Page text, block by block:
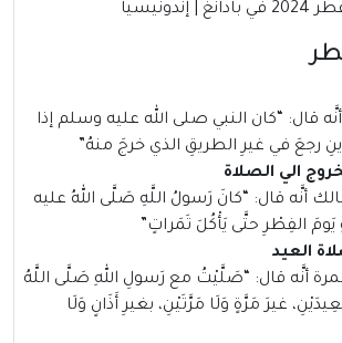
قال: “كان النبي صلى الله عليه وسلم إذا
رجعَ في غيرِ الطريقِ الذي خرجَ منهُ”
الي الصلاة
أنَّه قال: “كانَ رَسولُ اللَّهِ صَلَّى اللهُ عليه
الفِطْرِ حتَّى يَأْكُلَ تَمَراتٍ”
العيد
أنَّه قال: “صَلَّيْتُ مع رَسولِ اللهِ صَلَّى اللَّهُ
غيرَ مَرَّةٍ وَلَا مَرَّتَيْنِ، بغيرِ أَذَانٍ وَلَا